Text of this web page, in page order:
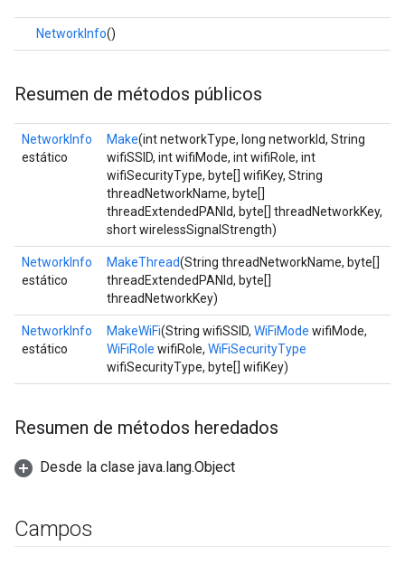
NetworkInfo()
Resumen de métodos públicos
NetworkInfo
estático
Make(int networkType, long networkId, String
wifiSSID, int wifiMode, int wifiRole, int
wifiSecurityType, byte[] wifiKey, String
threadNetworkName, byte[]
threadExtendedPANId, byte[] threadNetworkKey,
short wirelessSignalStrength)
NetworkInfo
estático
MakeThread(String threadNetworkName, byte[]
threadExtendedPANId, byte[]
threadNetworkKey)
NetworkInfo
estático
MakeWiFi(String wifiSSID, WiFiMode wifiMode,
WiFiRole wifiRole, WiFiSecurityType
wifiSecurityType, byte[] wifiKey)
Resumen de métodos heredados
Desde la clase java.lang.Object
Campos